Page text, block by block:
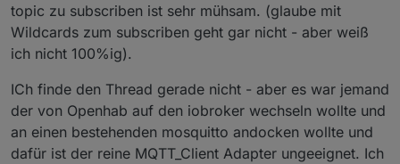
topic zu subscriben ist sehr mühsam. (glaube mit
Wildcards zum subscriben geht gar nicht - aber weiß
ich nicht 100%ig).
ICh finde den Thread gerade nicht - aber es war jemand
der von Openhab auf den iobroker wechseln wollte und
an einen bestehenden mosquitto andocken wollte und
dafür ist der reine MQTT_Client Adapter ungeeignet. Ich